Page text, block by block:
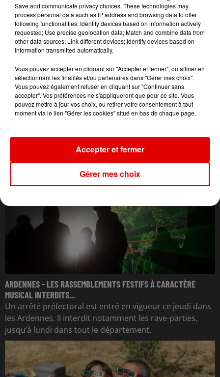
ARDENNES - LES RASSEMBLEMENTS FESTIFS À CARACTÈRE
MUSICAL INTERDITS...
Un arrêté préfectoral est entré en vigueur ce jeudi dans
les Ardennes. Il interdit notamment les rave-parties,
jusqu’à lundi dans tout le département.
Save and communicate privacy choices. These technologies may
process personal data such as IP address and browsing data to offer
following functionalities: Identify devices based on information actively
requested; Use precise geolocation data; Match and combine data from
other data sources; Link different devices; Identify devices based on
information transmitted automatically.
Vous pouvez accepter en cliquant sur "Accepter et fermer", ou affiner en
sélectionnant les finalités et/ou partenaires dans "Gérer mes choix".
Vous pouvez également refuser en cliquant sur "Continuer sans
accepter". Vos préférences ne s'appliqueront que pour ce site. Vous
pouvez mettre à jour vos choix, ou retirer votre consentement à tout
moment via le lien "Gérer les cookies" situé en bas de chaque page.
Gérer mes choix
Accepter et fermer